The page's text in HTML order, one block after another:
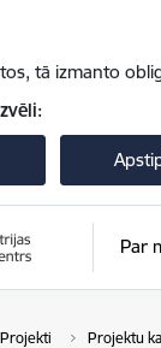
tā izmanto
Par
Projekti Projektu